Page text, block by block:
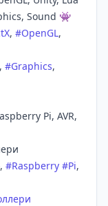
Sound 👾
, #OpenGL,
, #Graphics,
Pi, AVR,
, #Raspberry #Pi,